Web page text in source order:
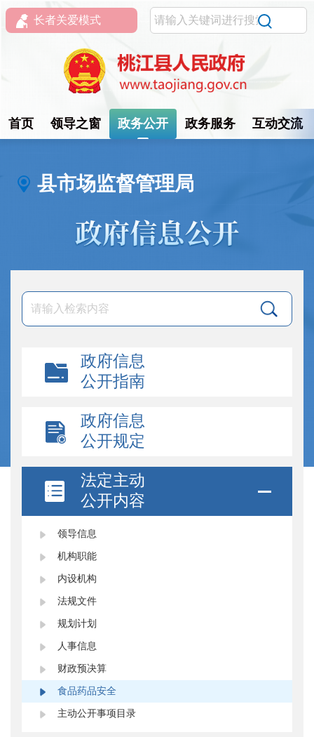
长者关爱模式
首页 领导之窗 政务公开 政务服务 互动交流
县市场监督管理局
政府信息
公开指南
政府信息
公开规定
法定主动
公开内容
领导信息
机构职能
内设机构
法规文件
规划计划
人事信息
财政预决算
食品药品安全
主动公开事项目录